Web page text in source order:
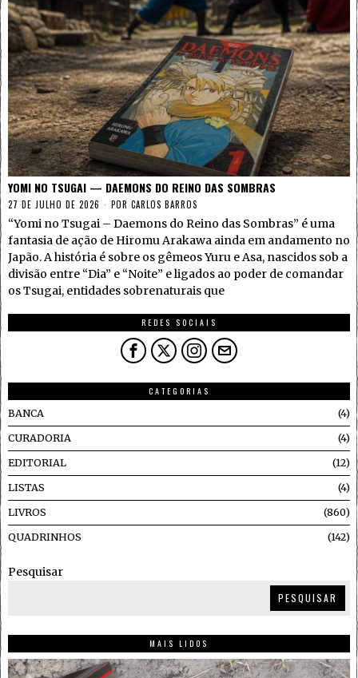
YOMI NO TSUGAI — DAEMONS DO REINO DAS SOMBRAS
27 DE JULHO DE 2026 POR CARLOS BARROS
“Yomi no Tsugai – Daemons do Reino das Sombras” é uma
fantasia de ação de Hiromu Arakawa ainda em andamento no
Japão. A história é sobre os gêmeos Yuru e Asa, nascidos sob a
divisão entre “Dia” e “Noite” e ligados ao poder de comandar
os Tsugai, entidades sobrenaturais que
REDES SOCIAIS
CATEGORIAS
BANCA
4
CURADORIA 4
EDITORIAL 12
LISTAS 4
LIVROS 860
QUADRINHOS 142
Pesquisar
PESQUISAR
MAIS LIDOS